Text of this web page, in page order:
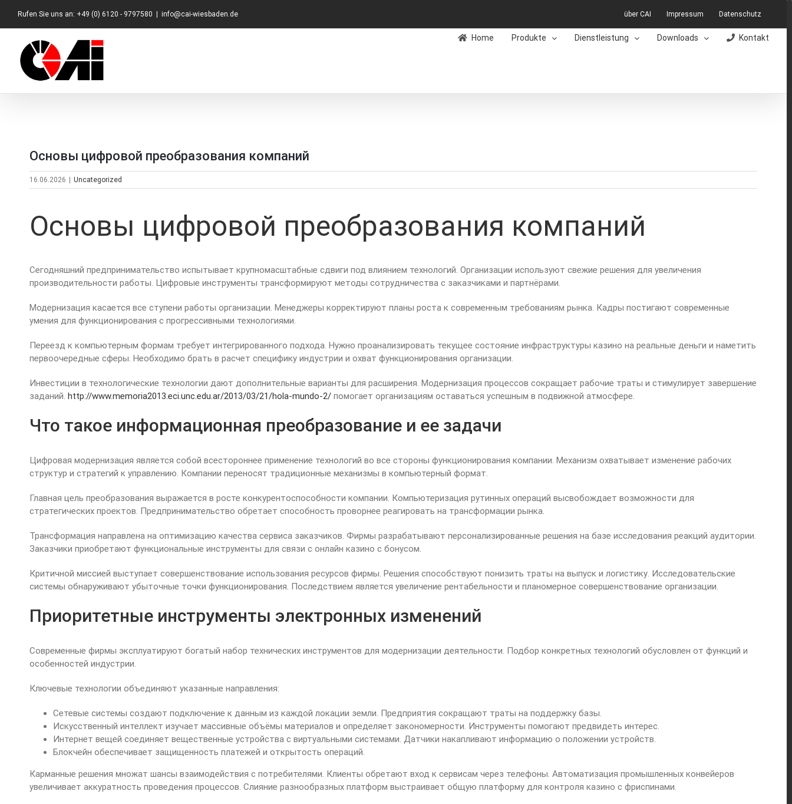
Inhalt
springen
Rufen Sie uns an: +49 (0) 6120 - 9797580 info@cai-wiesbaden.de über CAI Impressum Datenschutz
Home Produkte Dienstleistung Downloads Kontakt
Основы цифровой преобразования компаний
16.06.2026 Uncategorized
Основы цифровой преобразования компаний
Сегодняшний предпринимательство испытывает крупномасштабные сдвиги под влиянием технологий. Организации используют свежие решения для увеличения
производительности работы. Цифровые инструменты трансформируют методы сотрудничества с заказчиками и партнёрами.
Модернизация касается все ступени работы организации. Менеджеры корректируют планы роста к современным требованиям рынка. Кадры постигают современные
умения для функционирования с прогрессивными технологиями.
Переезд к компьютерным формам требует интегрированного подхода. Нужно проанализировать текущее состояние инфраструктуры казино на реальные деньги и наметить
первоочередные сферы. Необходимо брать в расчет специфику индустрии и охват функционирования организации.
Инвестиции в технологические технологии дают дополнительные варианты для расширения. Модернизация процессов сокращает рабочие траты и стимулирует завершение
заданий. http://www.memoria2013.eci.unc.edu.ar/2013/03/21/hola-mundo-2/ помогает организациям оставаться успешным в подвижной атмосфере.
Что такое информационная преобразование и ее задачи
Цифровая модернизация является собой всестороннее применение технологий во все стороны функционирования компании. Механизм охватывает изменение рабочих
структур и стратегий к управлению. Компании переносят традиционные механизмы в компьютерный формат.
Главная цель преобразования выражается в росте конкурентоспособности компании. Компьютеризация рутинных операций высвобождает возможности для
стратегических проектов. Предпринимательство обретает способность проворнее реагировать на трансформации рынка.
Трансформация направлена на оптимизацию качества сервиса заказчиков. Фирмы разрабатывают персонализированные решения на базе исследования реакций аудитории.
Заказчики приобретают функциональные инструменты для связи с онлайн казино с бонусом.
Критичной миссией выступает совершенствование использования ресурсов фирмы. Решения способствуют понизить траты на выпуск и логистику. Исследовательские
системы обнаруживают убыточные точки функционирования. Последствием является увеличение рентабельности и планомерное совершенствование организации.
Приоритетные инструменты электронных изменений
Современные фирмы эксплуатируют богатый набор технических инструментов для модернизации деятельности. Подбор конкретных технологий обусловлен от функций и
особенностей индустрии.
Ключевые технологии объединяют указанные направления:
Сетевые системы создают подключение к данным из каждой локации земли. Предприятия сокращают траты на поддержку базы.
Искусственный интеллект изучает массивные объёмы материалов и определяет закономерности. Инструменты помогают предвидеть интерес.
Интернет вещей соединяет вещественные устройства с виртуальными системами. Датчики накапливают информацию о положении устройств.
Блокчейн обеспечивает защищенность платежей и открытость операций.
Карманные решения множат шансы взаимодействия с потребителями. Клиенты обретают вход к сервисам через телефоны. Автоматизация промышленных конвейеров
увеличивает аккуратность проведения процессов. Слияние разнообразных платформ выстраивает общую платформу для контроля казино с фриспинами.